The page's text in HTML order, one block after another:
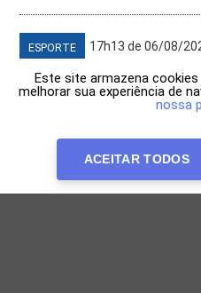
ESPORTE 17h13 de 06/08/
Este site armazena
melhorar sua experiência de
nossa
ACEITAR TODOS